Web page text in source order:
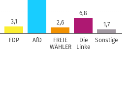
FDP AfD
FREIE
WÄHLER
Die
Linke
Sonstige
3,1
2,6
6,8
1,7